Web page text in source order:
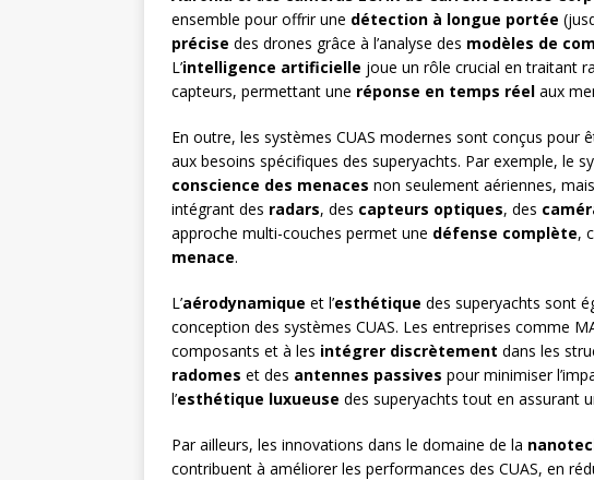
ensemble pour offrir une détection à longue portée
précise des drones grâce à l’analyse des modèles de
L’intelligence artificielle joue un rôle crucial en traitant
capteurs, permettant une réponse en temps réel aux
En outre, les systèmes CUAS modernes sont conçus pour
aux besoins spécifiques des superyachts. Par exemple, le
conscience des menaces non seulement aériennes,
intégrant des radars, des capteurs optiques, des
approche multi-couches permet une défense complète,
menace.
L’aérodynamique et l’esthétique des superyachts sont
conception des systèmes CUAS. Les entreprises comme
composants et à les intégrer discrètement dans les
radomes et des antennes passives pour minimiser
l’esthétique luxueuse des superyachts tout en assurant
Par ailleurs, les innovations dans le domaine de la
contribuent à améliorer les performances des CUAS, en